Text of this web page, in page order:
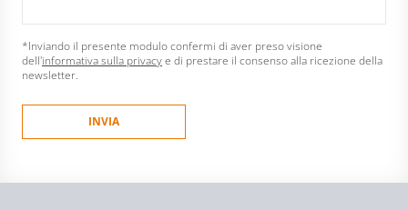
*Inviando il presente modulo confermi di aver preso visione
dell'informativa sulla privacye di prestare il consenso alla ricezione della
newsletter.